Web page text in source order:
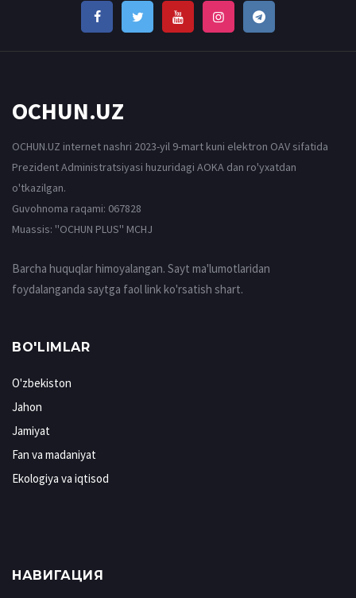
OCHUN.UZ
OCHUN.UZ internet nashri 2023-yil 9-mart kuni elektron OAV sifatida
Prezident Administratsiyasi huzuridagi AOKA dan ro'yxatdan
o'tkazilgan.
Guvohnoma raqami: 067828
Muassis: ''OCHUN PLUS'' MCHJ
Barcha huquqlar himoyalangan. Sayt ma'lumotlaridan
foydalanganda saytga faol link ko'rsatish shart.
BO'LIMLAR
O'zbekiston
Jahon
Jamiyat
Fan va madaniyat
Ekologiya va iqtisod
НАВИГАЦИЯ